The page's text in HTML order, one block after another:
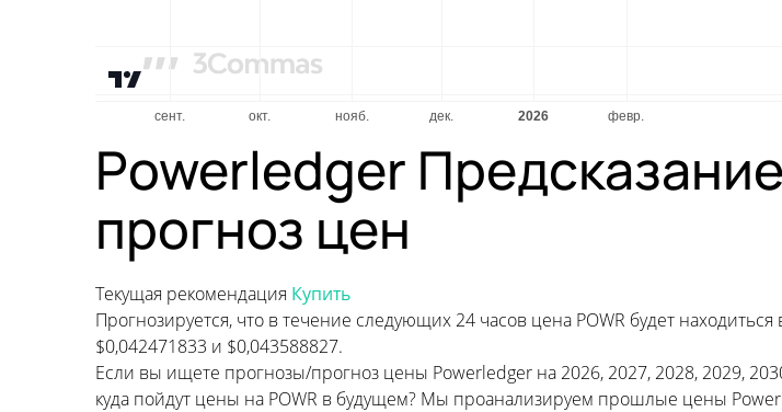
Powerledger
прогноз цен
Текущая рекомендация Купить
Прогнозируется, что в течение следующих 24 часов цена POWR будет находиться
$0,042471833 и $0,043588827.
Если вы ищете прогнозы/прогноз цены Powerledger на 2026, 2027, 2028, 2029,
куда пойдут цены на POWR в будущем? Мы проанализируем прошлые цены